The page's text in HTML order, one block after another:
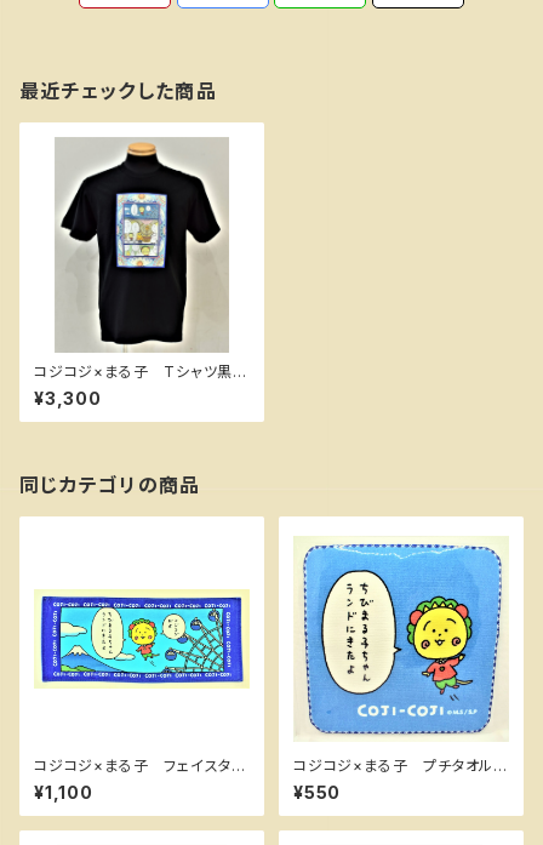
最近チェックした商品
コジコジ×まる子 Tシャツ黒М
（男女兼用） ちびまる子ちゃん
ランド限定
¥3,300
同じカテゴリの商品
コジコジ×まる子 フェイスタオ
ル ちびまる子ちゃんランド限
定
¥1,100
コジコジ×まる子 プチタオル
ちびまる子ちゃんランド限定
¥550